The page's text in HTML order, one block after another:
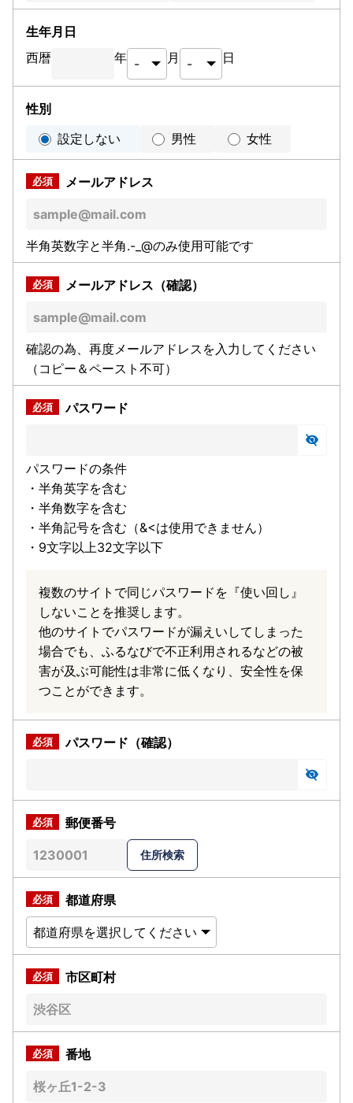
生年月日
西暦
年 月 日
性別
設定しない
男性 女性
メールアドレス
半角英数字と半角.-_@のみ使用可能です
メールアドレス（確認）
確認の為、再度メールアドレスを入力してください
（コピー＆ペースト不可）
パスワード
パスワードの条件
・半角英字を含む
・半角数字を含む
・半角記号を含む（&<は使用できません）
・9文字以上32文字以下
複数のサイトで同じパスワードを『使い回し』
しないことを推奨します。
他のサイトでパスワードが漏えいしてしまった
場合でも、ふるなびで不正利用されるなどの被
害が及ぶ可能性は非常に低くなり、安全性を保
つことができます。
パスワード（確認）
郵便番号
都道府県
市区町村
番地